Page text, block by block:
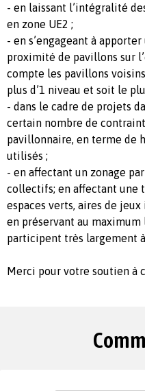
- en laissant l’intégralité
en zone UE2 ;
- en s’engageant à
proximité de pavillons sur
compte les pavillons
plus d’1 niveau et soit le
- dans le cadre de projets
certain nombre de
pavillonnaire, en terme de
utilisés ;
- en affectant un zonage
collectifs; en affectant une
espaces verts, aires de
en préservant au
participent très largement
Merci pour votre soutien à